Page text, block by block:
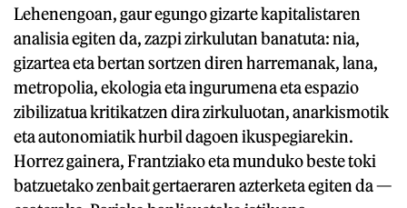
Lehenengoan, gaur egungo gizarte kapitalistaren
analisia egiten da, zazpi zirkulutan banatuta: nia,
gizartea eta bertan sortzen diren harremanak, lana,
metropolia, ekologia eta ingurumena eta espazio
zibilizatua kritikatzen dira zirkuluotan, anarkismotik
eta autonomiatik hurbil dagoen ikuspegiarekin.
Horrez gainera, Frantziako eta munduko beste toki
batzuetako zenbait gertaeraren azterketa egiten da —